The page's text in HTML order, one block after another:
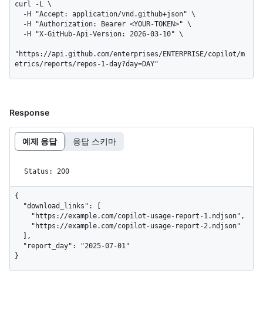
curl -L \
"https://api.github.com/enterprises/ENTERPRISE/copilot/m
etrics/reports/repos-1-day?day=DAY"
Response
예제 응답 응답 스키마
Status: 200
{
}